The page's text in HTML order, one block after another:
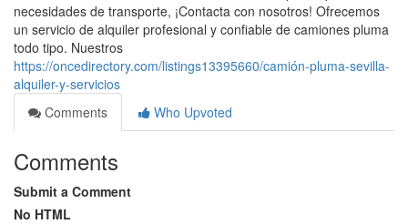
necesidades de transporte, ¡Contacta con nosotros! Ofrecemos
un servicio de alquiler profesional y confiable de camiones pluma
todo tipo. Nuestros
https://oncedirectory.com/listings13395660/camión-pluma-sevilla-
alquiler-y-servicios
Comments
Who Upvoted
Comments
Submit a Comment
No HTML